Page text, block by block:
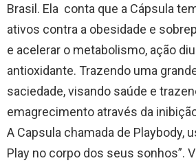
Brasil. Ela conta que a Cápsula
ativos contra a obesidade e
e acelerar o metabolismo, ação
antioxidante. Trazendo uma
saciedade, visando saúde e
emagrecimento através da
A Capsula chamada de Playbody,
Play no corpo dos seus sonhos”.